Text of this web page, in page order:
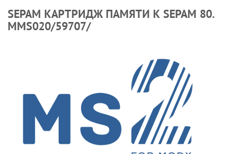
SEPAM КАРТРИДЖ ПАМЯТИ К SEPAM 80.
ММS020/59707/